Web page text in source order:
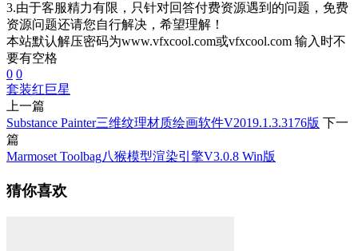
3.由于客服精力有限，只针对回答付费资源遇到的问题，免费
资源问题还请您自行解决，希望理解！
本站默认解压密码为www.vfxcool.com或vfxcool.com 输入时不
要有空格
0 0
套装红巨星
上一篇
Substance Painter三维纹理材质绘画软件V2019.1.3.3176版 下一
篇
Marmoset Toolbag八猴模型渲染引擎V3.0.8 Win版
猜你喜欢